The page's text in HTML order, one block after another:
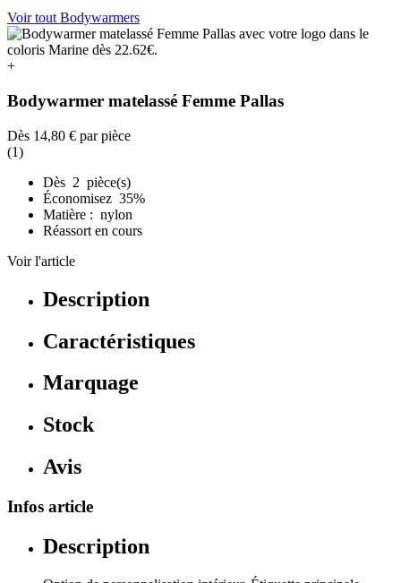
Voir tout Bodywarmers
+
Bodywarmer matelassé Femme Pallas
Dès 14,80 € par pièce
(1)
Dès 2 pièce(s)
Économisez 35%
Matière : nylon
Réassort en cours
Voir l'article
Description
Caractéristiques
Marquage
Stock
Avis
Infos article
Description